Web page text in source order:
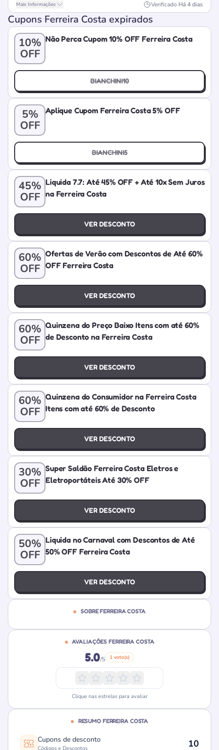
Mais Informações Verificado Há 4 dias
Cupons Ferreira Costa expirados
10%
OFF
Não Perca Cupom 10% OFF Ferreira Costa
BIANCHINI10
5%
OFF
Aplique Cupom Ferreira Costa 5% OFF
BIANCHINI5
45%
OFF
Liquida 7.7: Até 45% OFF + Até 10x Sem Juros
na Ferreira Costa
VER DESCONTO
60%
OFF
Ofertas de Verão com Descontos de Até 60%
OFF Ferreira Costa
VER DESCONTO
60%
OFF
Quinzena do Preço Baixo Itens com até 60%
de Desconto na Ferreira Costa
VER DESCONTO
60%
OFF
Quinzena do Consumidor na Ferreira Costa
Itens com até 60% de Desconto
VER DESCONTO
30%
OFF
Super Saldão Ferreira Costa Eletros e
Eletroportáteis Até 30% OFF
VER DESCONTO
50%
OFF
Liquida no Carnaval com Descontos de Até
50% OFF Ferreira Costa
VER DESCONTO
SOBRE FERREIRA COSTA
AVALIAÇÕES FERREIRA COSTA
5.0/5 1 voto(s)
Clique nas estrelas para avaliar
RESUMO FERREIRA COSTA
Cupons de desconto
Códigos e Descontos 10